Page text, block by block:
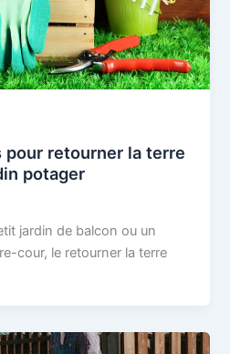
retourner la terre
potager
jardin de balcon ou un
cour, le retourner la terre